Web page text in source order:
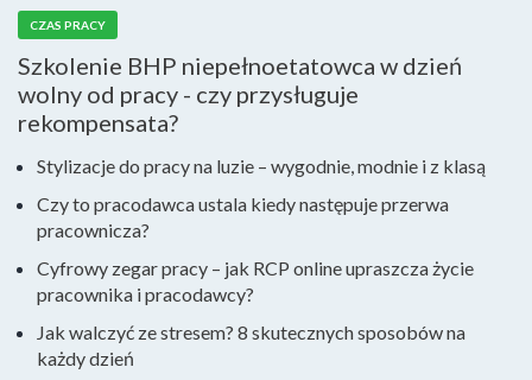
CZAS PRACY
Szkolenie BHP niepełnoetatowca w dzień
wolny od pracy - czy przysługuje
rekompensata?
Stylizacje do pracy na luzie – wygodnie, modnie i z klasą
Czy to pracodawca ustala kiedy następuje przerwa
pracownicza?
Cyfrowy zegar pracy – jak RCP online upraszcza życie
pracownika i pracodawcy?
Jak walczyć ze stresem? 8 skutecznych sposobów na
każdy dzień